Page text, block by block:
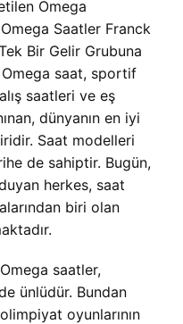
Omega
Saatler Franck
Bir Gelir Grubuna
Omega saat, sportif
saatleri ve eş
dünyanın en iyi
Saat modelleri
de sahiptir. Bugün,
herkes, saat
biri olan
saatler,
ünlüdür. Bundan
oyunlarının